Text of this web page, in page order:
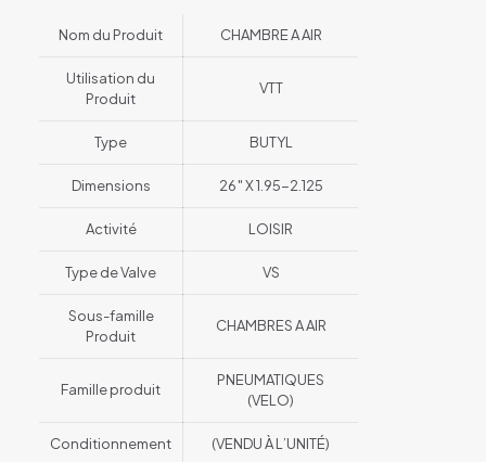
Nom du Produit CHAMBRE A AIR
Utilisation du
Produit
VTT
Type BUTYL
Dimensions 26″ X 1.95-2.125
Activité LOISIR
Type de Valve VS
Sous-famille
Produit
CHAMBRES A AIR
Famille produit
PNEUMATIQUES
(VELO)
Conditionnement (VENDU À L’UNITÉ)